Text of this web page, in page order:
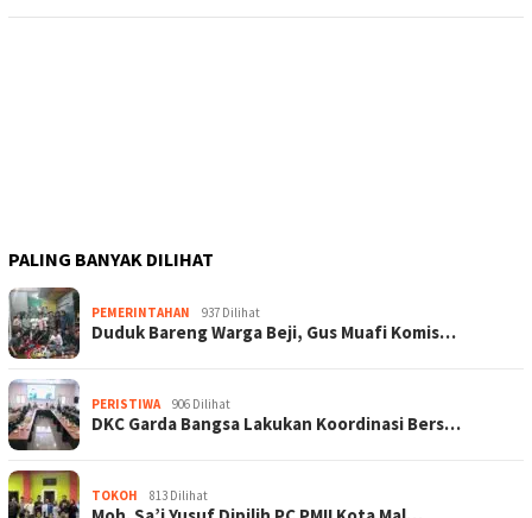
PALING BANYAK DILIHAT
PEMERINTAHAN 937 Dilihat
Duduk Bareng Warga Beji, Gus Muafi Komis…
PERISTIWA 906 Dilihat
DKC Garda Bangsa Lakukan Koordinasi Bers…
TOKOH 813 Dilihat